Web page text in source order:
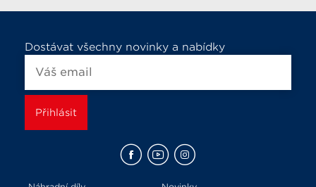
Dostávat všechny novinky a nabídky